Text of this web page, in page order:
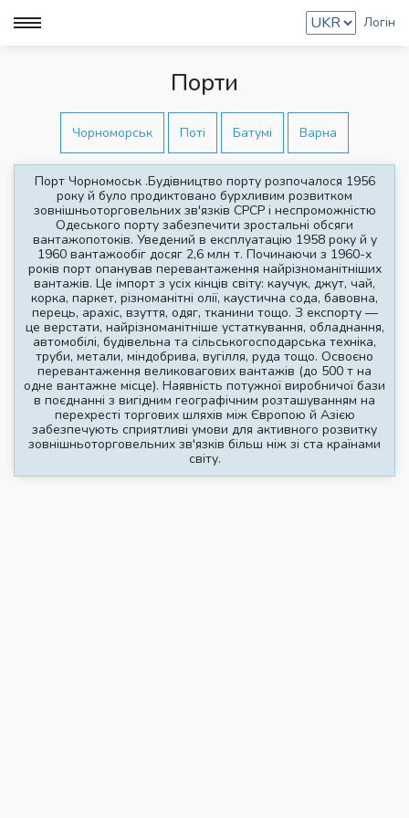
Логін
Порти
Чорноморськ Поті Батумі Варна
Порт Чорномоськ .Будівництво порту розпочалося 1956
року й було продиктовано бурхливим розвитком
зовнішньоторговельних зв'язків СРСР і неспроможністю
Одеського порту забезпечити зростальні обсяги
вантажопотоків. Уведений в експлуатацію 1958 року й у
1960 вантажообіг досяг 2,6 млн т. Починаючи з 1960-х
років порт опанував перевантаження найрізноманітніших
вантажів. Це імпорт з усіх кінців світу: каучук, джут, чай,
корка, паркет, різноманітні олії, каустична сода, бавовна,
перець, арахіс, взуття, одяг, тканини тощо. З експорту —
це верстати, найрізноманітніше устаткування, обладнання,
автомобілі, будівельна та сільськогосподарська техніка,
труби, метали, міндобрива, вугілля, руда тощо. Освоєно
перевантаження великовагових вантажів (до 500 т на
одне вантажне місце). Наявність потужної виробничої бази
в поєднанні з вигідним географічним розташуванням на
перехресті торгових шляхів між Європою й Азією
забезпечують сприятливі умови для активного розвитку
зовнішньоторговельних зв'язків більш ніж зі ста країнами
світу.